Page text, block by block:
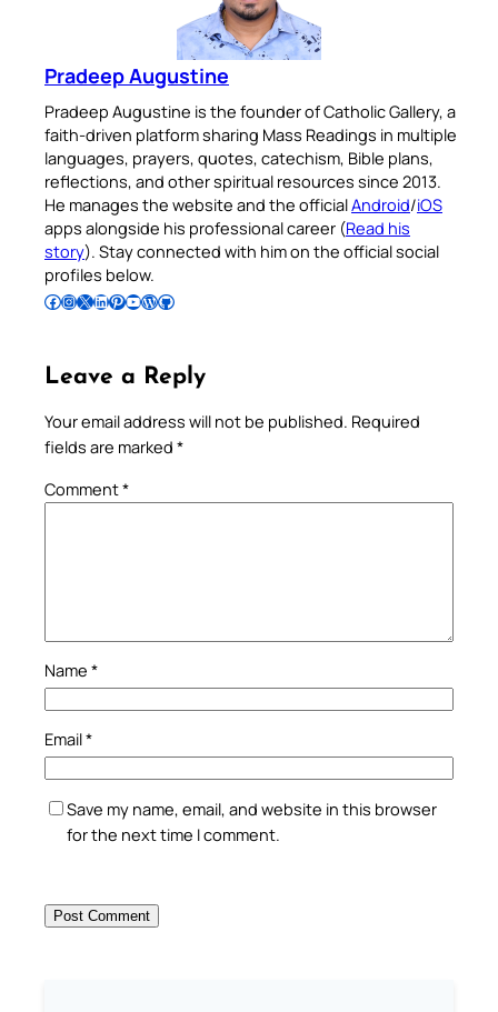
Pradeep Augustine
Pradeep Augustine is the founder of Catholic Gallery, a
faith-driven platform sharing Mass Readings in multiple
languages, prayers, quotes, catechism, Bible plans,
reflections, and other spiritual resources since 2013.
He manages the website and the officialAndroid/iOS
apps alongside his professional career (Read his
story). Stay connected with him on the official social
profiles below.
Follow Pradeep on Facebook Follow Pradeep on InstagramFollow Pradeep on X Follow Pradeep on LinkedIn Follow Pradeep on Pinterest Subscribe to Pradeep’s Youtube Channel Follow Pradeep on WordPress Follow Pradeep on GitHub
Leave a Reply
Your email address will not be published. Required
fields are marked *
Comment*
Name *
Email*
Save my name, email, and website in this browser
for the next time I comment.